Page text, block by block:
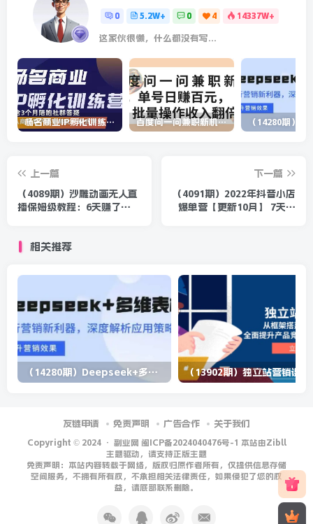
0 5.2W+ 0 4 14337W+
这家伙很懒，什么都没有写...
杨名商业IP孵化训练营，从商业到内容到转化一站式学 价值5980元 百度问一问兼职新机遇，单号日赚百元，批量操作收入翻倍
上一篇
（4089期）沙雕动画无人直
播保姆级教程：6天赚了
下一篇
（4091期）2022年抖音小店
爆单营【更新10月】 7天快
相关推荐
（14280期）Deepseek+多维表格，银行营销新利器，深度解析应用策略，提升营销效果
友链申请 免责声明 广告合作 关于我们
Copyright © 2024 · 副业网 闽ICP备2024040476号-1 本站由Zibll
主题驱动，请支持正版主题
免责声明：本站内容转载于网络，版权归原作者所有，仅提供信息存储
空间服务，不拥有所有权，不承担相关法律责任，如果侵犯了您的权
益，请底部联系删除。